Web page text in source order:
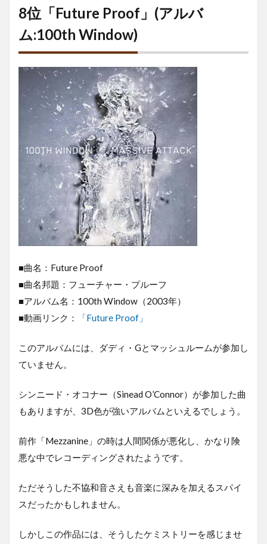
8位「Future Proof」(アルバ
ム:100th Window)
■曲名：Future Proof
■曲名邦題：フューチャー・プルーフ
■アルバム名：100th Window（2003年）
■動画リンク：
「Future Proof」
このアルバムには、ダディ・Gとマッシュルームが参加し
ていません。
シンニード・オコナー（Sinead O’Connor）が参加した曲
もありますが、3D色が強いアルバムといえるでしょう。
前作「Mezzanine」の時は人間関係が悪化し、かなり険
悪な中でレコーディングされたようです。
ただそうした不協和音さえも音楽に深みを加えるスパイ
スだったかもしれません。
しかしこの作品には、そうしたケミストリーを感じませ